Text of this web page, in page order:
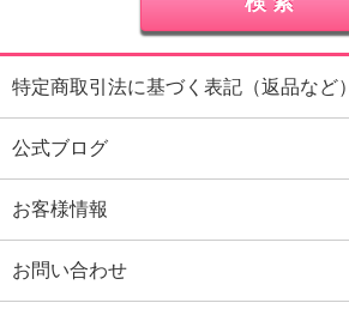
特定商取引法に基づく表記（返品など）
公式ブログ
お客様情報
お問い合わせ